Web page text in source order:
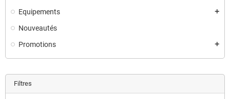
Equipements add
Nouveautés
Promotions
add
Filtres